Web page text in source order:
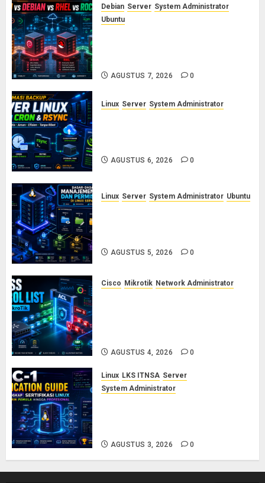
Debian Server System Administrator
Ubuntu
AGUSTUS 7, 2026 0
Linux Server System Administrator
AGUSTUS 6, 2026 0
Linux Server System Administrator Ubuntu
AGUSTUS 5, 2026 0
Cisco Mikrotik Network Administrator
AGUSTUS 4, 2026 0
Linux LKS ITNSA Server
System Administrator
AGUSTUS 3, 2026 0